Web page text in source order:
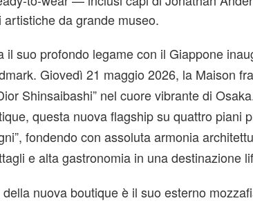
artistiche da grande museo.
il suo profondo legame con il Giappone
Giovedì 21 maggio 2026, la Maison
Shinsaibashi” nel cuore vibrante di
questa nuova flagship su quattro piani
fondendo con assoluta armonia
e alta gastronomia in una destinazione
nuova boutique è il suo esterno